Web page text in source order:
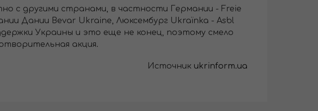
с другими странами, в частности Германии - Freie
Дании Bevar Ukraine, Люксембург Ukraïnka - Asbl
Украины и это еще не конец, поэтому смело
акция.
Источник ukrinform.ua